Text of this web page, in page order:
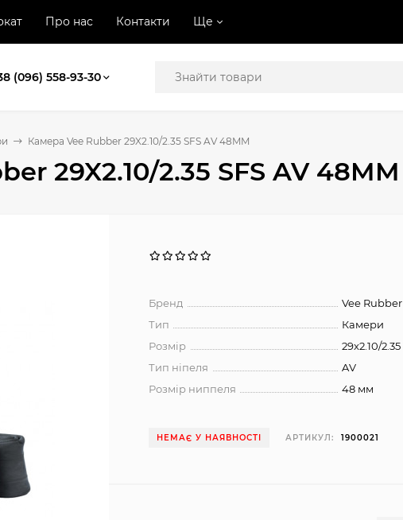
Про нас Контакти Ще
(096) 558-93-30
Камера Vee Rubber 29X2.10/2.35 SFS AV 48MM
29X2.10/2.35 SFS AV 48MM
Бренд
Vee Rubber
Тип
Камери
Розмір
29x2.10/2.35
Тип ніпеля
AV
Розмір ниппеля
48 мм
НЕМАЄ У НАЯВНОСТІ АРТИКУЛ: 1900021